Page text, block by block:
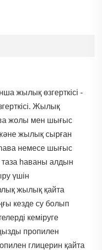
жылық өзгерткісі -
Жылық
жолы мен шығыс
жылық сырған
немесе шығыс
таза һаваны алдын
үшін
жылық қайта
кезде су болып
кеміруге
пропилен
глицерин қайта